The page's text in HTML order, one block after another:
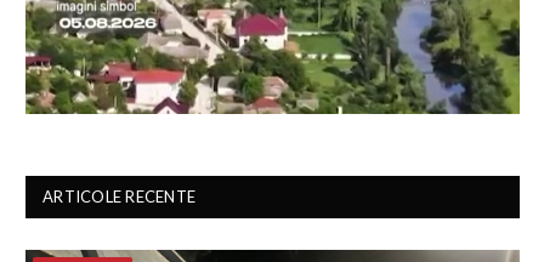
ARTICOLE RECENTE